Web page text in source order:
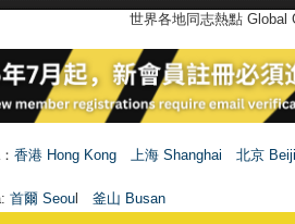
世界各地同志熱點
香港 Hong Kong 上海 Shanghai
北京
首爾 Seoul 釜山 Busan